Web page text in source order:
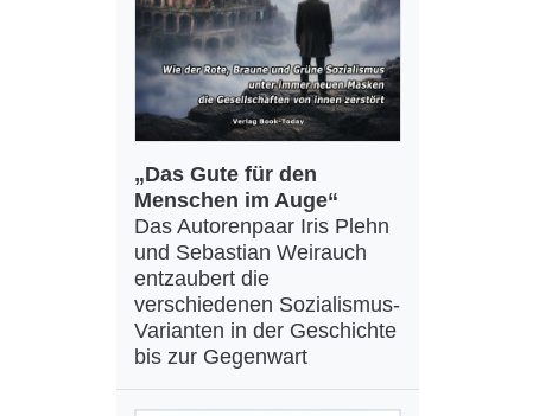
„Das Gute für den
Menschen im Auge“
Das Autorenpaar Iris Plehn
und Sebastian Weirauch
entzaubert die
verschiedenen Sozialismus-
Varianten in der Geschichte
bis zur Gegenwart